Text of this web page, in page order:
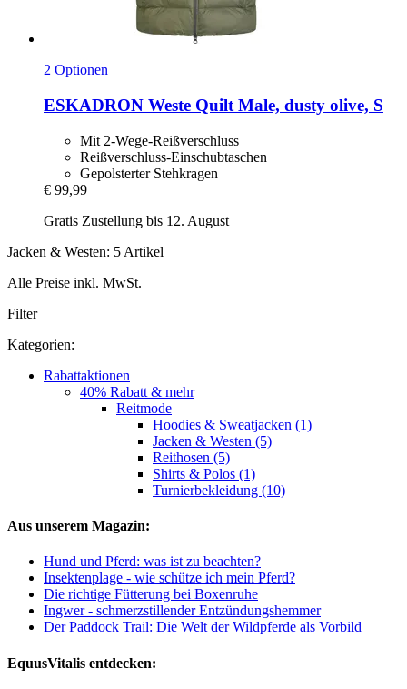
2 Optionen
ESKADRON Weste Quilt Male, dusty olive, S
Mit 2-Wege-Reißverschluss
Reißverschluss-Einschubtaschen
Gepolsterter Stehkragen
€ 99,99
Gratis Zustellung bis 12. August
Jacken & Westen: 5 Artikel
Alle Preise inkl. MwSt.
Filter
Kategorien:
Rabattaktionen
40% Rabatt & mehr
Reitmode
Hoodies & Sweatjacken (1)
Jacken & Westen (5)
Reithosen (5)
Shirts & Polos (1)
Turnierbekleidung (10)
Aus unserem Magazin:
Hund und Pferd: was ist zu beachten?
Insektenplage - wie schütze ich mein Pferd?
Die richtige Fütterung bei Boxenruhe
Ingwer - schmerzstillender Entzündungshemmer
Der Paddock Trail: Die Welt der Wildpferde als Vorbild
EquusVitalis entdecken: